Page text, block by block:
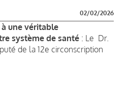
02/02/2026
à une véritable
système de santé : Le Dr.
de la 12e circonscription